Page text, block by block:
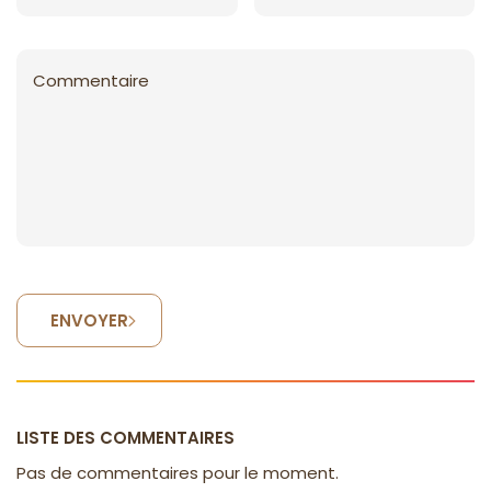
Commentaire
ENVOYER
LISTE DES COMMENTAIRES
Pas de commentaires pour le moment.